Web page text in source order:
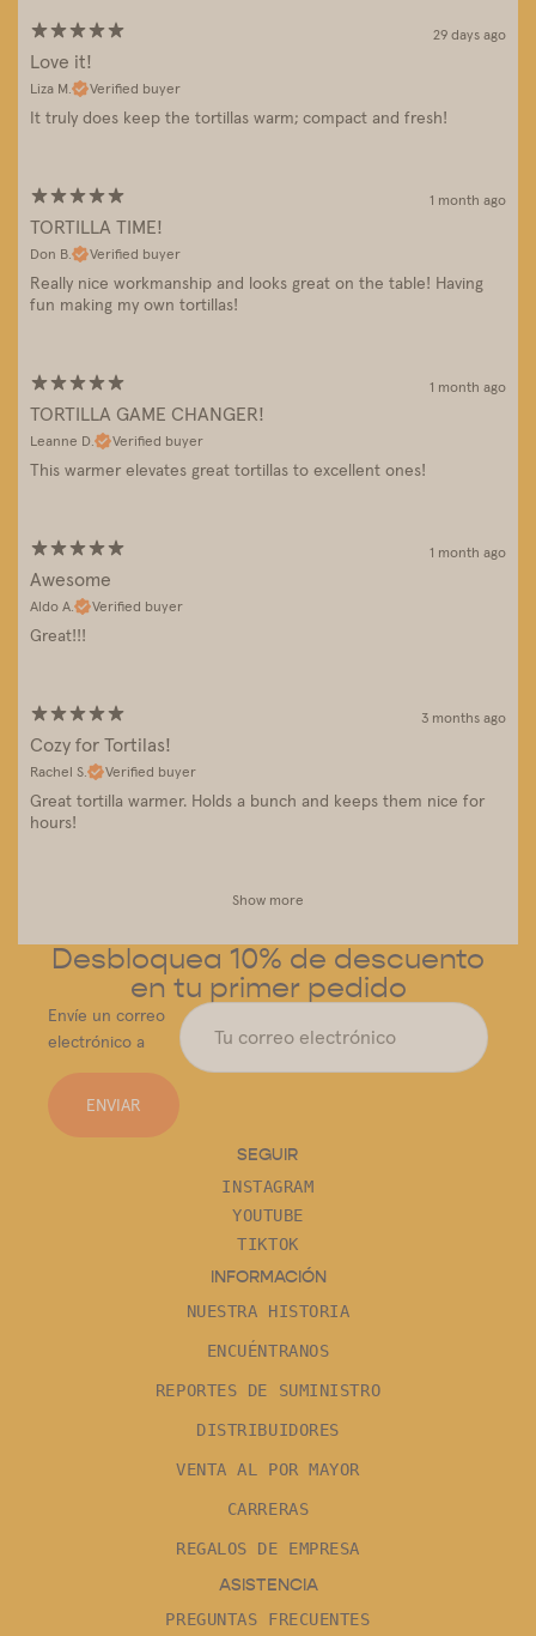
29 days ago
Love it!
Liza M. Verified buyer
It truly does keep the tortillas warm; compact and fresh!
1 month ago
TORTILLA TIME!
Don B. Verified buyer
Really nice workmanship and looks great on the table! Having
fun making my own tortillas!
1 month ago
TORTILLA GAME CHANGER!
Leanne D. Verified buyer
This warmer elevates great tortillas to excellent ones!
1 month ago
Awesome
Aldo A. Verified buyer
Great!!!
3 months ago
Cozy for Tortilas!
Rachel S. Verified buyer
Great tortilla warmer. Holds a bunch and keeps them nice for
hours!
Show more
Desbloquea 10% de descuento
en tu primer pedido
Envíe un correo
electrónico a
ENVIAR
SEGUIR
INSTAGRAM
YOUTUBE
TIKTOK
INFORMACIÓN
NUESTRA HISTORIA
ENCUÉNTRANOS
REPORTES DE SUMINISTRO
DISTRIBUIDORES
VENTA AL POR MAYOR
CARRERAS
REGALOS DE EMPRESA
ASISTENCIA
PREGUNTAS FRECUENTES